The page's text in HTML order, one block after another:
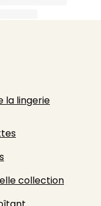
la lingerie
collection